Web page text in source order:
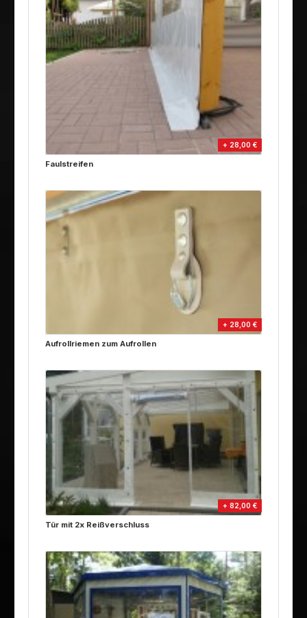
+ 28,00 €
Faulstreifen
+ 28,00 €
Aufrollriemen zum Aufrollen
+ 82,00 €
Tür mit 2x Reißverschluss